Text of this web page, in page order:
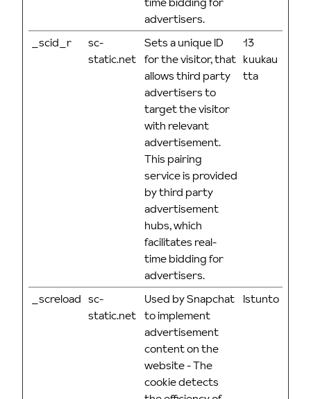
advertisers.
_scid_r
sc-
static.net
Sets a unique ID
for the visitor, that
allows third party
advertisers to
target the visitor
with relevant
advertisement.
This pairing
service is provided
by third party
advertisement
hubs, which
facilitates real-
time bidding for
advertisers.
13
kuukau
tta
_screload sc-
static.net
Used by Snapchat
to implement
advertisement
content on the
website - The
cookie detects
Istunto